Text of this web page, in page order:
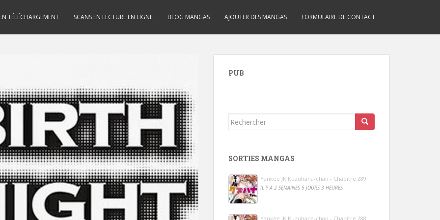
TÉLÉCHARGEMENT SCANS EN LECTURE EN LIGNE BLOG MANGAS AJOUTER DES MANGAS FORMULAIRE DE CONTACT
PUB
Rechercher...
SORTIES MANGAS
Yankee JK Kuzuhana-chan - Chapitre 289
IL Y A 2 SEMAINES 5 JOURS 3 HEURES
Yankee JK Kuzuhana-chan - Chapitre 288